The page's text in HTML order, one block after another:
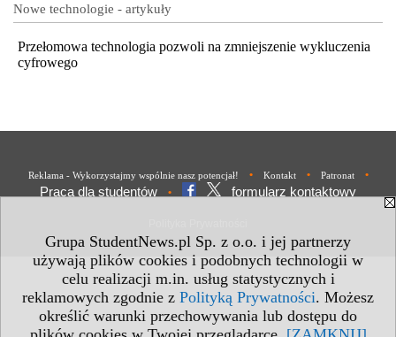
Grupa StudentNews.pl Sp. z o.o. i jej partnerzy
używają plików cookies i podobnych technologii w
celu realizacji m.in. usług statystycznych i
reklamowych zgodnie z Polityką Prywatności. Możesz
określić warunki przechowywania lub dostępu do
Nowe technologie - artykuły
Przełomowa technologia pozwoli na zmniejszenie wykluczenia
cyfrowego
Reklama - Wykorzystajmy wspólnie nasz potencjał! • Kontakt • Patronat •
Praca dla studentów • formularz kontaktowy